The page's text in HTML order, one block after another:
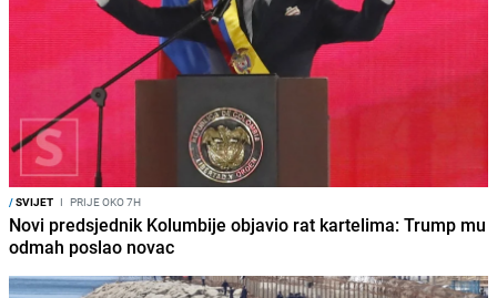
/SVIJET I PRIJE OKO 7H
Novi predsjednik Kolumbije objavio rat kartelima: Trump mu
odmah poslao novac